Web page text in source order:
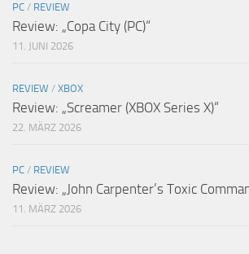
PC / REVIEW
Review: „Copa City (PC)“
11. JUNI 2026
REVIEW / XBOX
Review: „Screamer (XBOX Series X)“
22. MÄRZ 2026
PC / REVIEW
Review: „John Carpenter’s Toxic
11. MÄRZ 2026